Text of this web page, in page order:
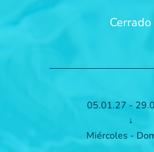
Cerrado
05.01.27 -
↓
Miércoles -